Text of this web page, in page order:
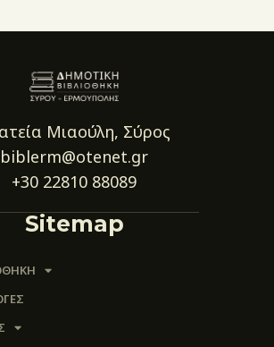
Μιαούλη, Σύρος
biblerm@otenet.gr
+30 22810 88089
Sitemap